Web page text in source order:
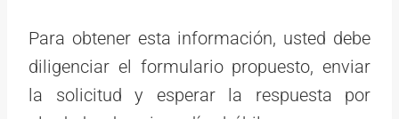
Para obtener esta información, usted debe
diligenciar el formulario propuesto, enviar
la solicitud y esperar la respuesta por